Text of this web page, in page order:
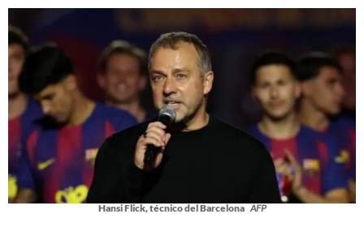
Hansi Flick, técnico del Barcelona AFP